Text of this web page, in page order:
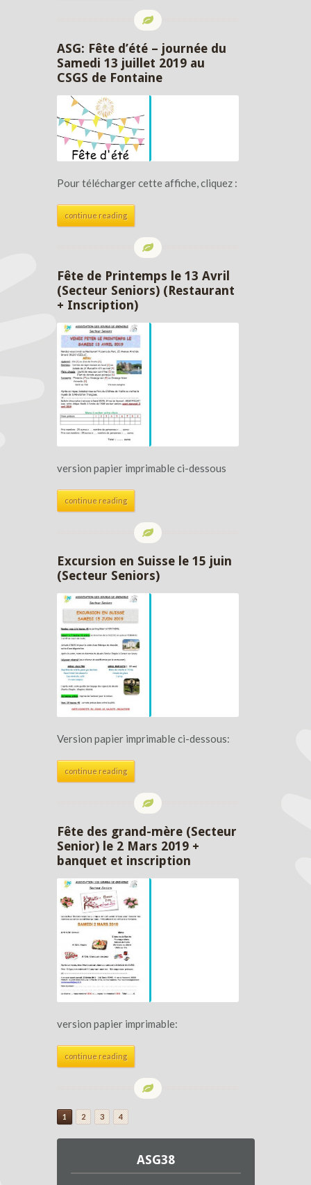
ASG: Fête d’été – journée du
Samedi 13 juillet 2019 au
CSGS de Fontaine
Pour télécharger cette affiche, cliquez :
continue reading
Fête de Printemps le 13 Avril
(Secteur Seniors) (Restaurant
+ Inscription)
version papier imprimable ci-dessous
continue reading
Excursion en Suisse le 15 juin
(Secteur Seniors)
Version papier imprimable ci-dessous:
continue reading
Fête des grand-mère (Secteur
Senior) le 2 Mars 2019 +
banquet et inscription
version papier imprimable:
continue reading
1 2 3 4
ASG38